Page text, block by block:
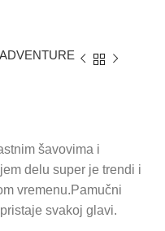
šavovima i
delu super je trendi i
vremenu.Pamučni
svakoj glavi.